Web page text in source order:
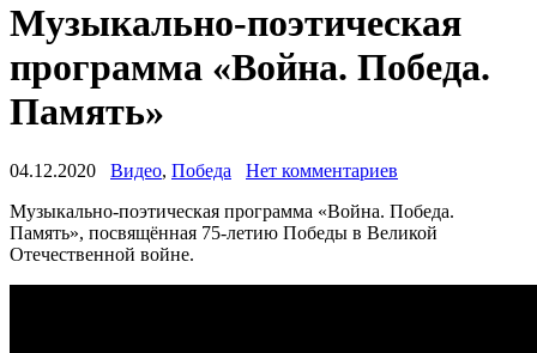
Музыкально-поэтическая
программа «Война. Победа.
Память»
04.12.2020 Видео, Победа
Нет комментариев
Музыкально-поэтическая программа «Война. Победа.
Память», посвящённая 75-летию Победы в Великой
Отечественной войне.